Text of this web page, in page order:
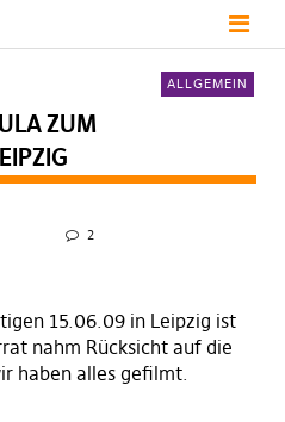
ALLGEMEIN
ZUM
2
15.06.09 in Leipzig ist
nahm Rücksicht auf die
haben alles gefilmt.